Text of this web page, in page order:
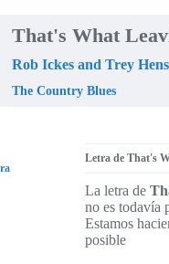
That's What
Rob Ickes and Trey
The Country Blues
Letra de That's
La letra de
no es todavía
Estamos
posible